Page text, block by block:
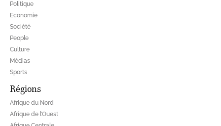
Politique
Economie
Société
People
Culture
Médias
Sports
Régions
Afrique du Nord
Afrique de l’Ouest